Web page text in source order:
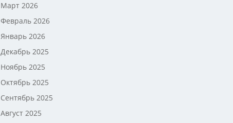
Март 2026
Февраль 2026
Январь 2026
Декабрь 2025
Ноябрь 2025
Октябрь 2025
Сентябрь 2025
Август 2025